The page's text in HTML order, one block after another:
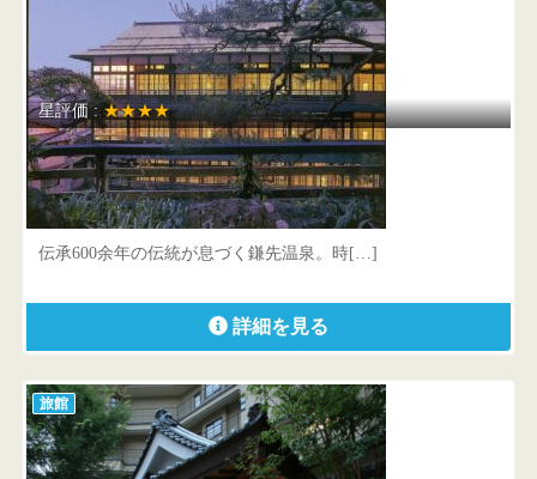
星評価 : ★★★★
時音の宿 湯主一條
宮城県 白石市福岡蔵本字鎌先一番48番地
伝承600余年の伝統が息づく鎌先温泉。時[…]
詳細を見る
旅館